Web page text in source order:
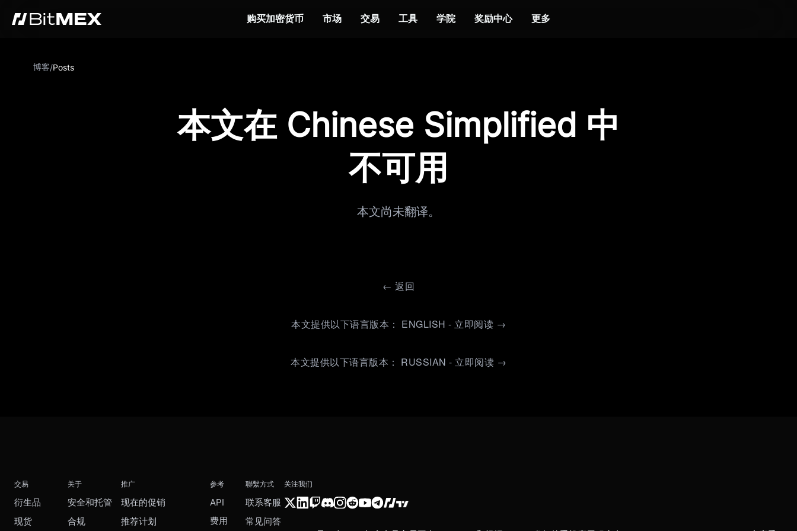
购买加密货币 市场 交易 工具 学院 奖励中心 更多
博客/Posts
本文在 Chinese Simplified 中
不可用
本文尚未翻译。
← 返回
本文提供以下语言版本： ENGLISH - 立即阅读 →
本文提供以下语言版本： RUSSIAN - 立即阅读 →
交易
衍生品
现货
关于
安全和托管
合规
推广
现在的促销
推荐计划
参考
API
费用
聯繫方式
联系客服
常见问答
关注我们